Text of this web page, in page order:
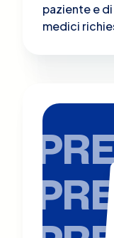
paziente e
medici